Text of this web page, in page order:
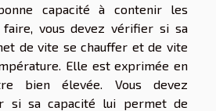
capacité à contenir les
vous devez vérifier si sa
de vite se chauffer et de vite
Elle est exprimée en
bien élevée. Vous devez
si sa capacité lui permet de